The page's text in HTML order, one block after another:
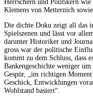
Herrschern und Politikern wie
Klemens von Metternich
Die dichte Doku zeigt all das
Spielszenen und lässt vor
darunter Historiker und
gross war der politische
kommt zu dem Schluss, dass
Bankengeschichte weniger
Gespür, „im richtigen
Geschick, Entwicklungen
Wohlstand basiert“.